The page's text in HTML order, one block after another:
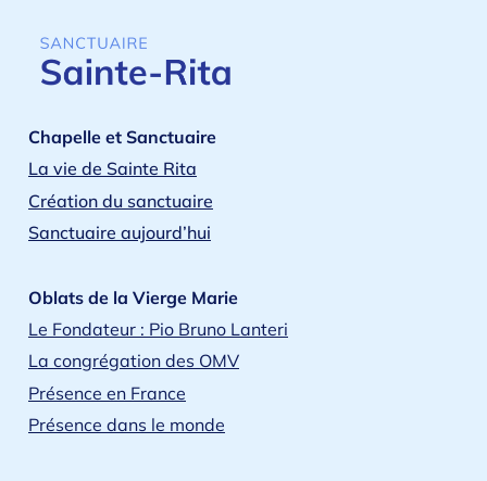
Chapelle et Sanctuaire
La vie de Sainte Rita
Création du sanctuaire
Sanctuaire aujourd’hui
Oblats de la Vierge Marie
Le Fondateur : Pio Bruno Lanteri
La congrégation des OMV
Présence en France
Présence dans le monde